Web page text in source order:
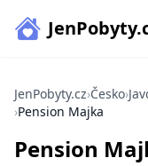
JenPobyty.cz›Česko›
›Pension Majka
Pension